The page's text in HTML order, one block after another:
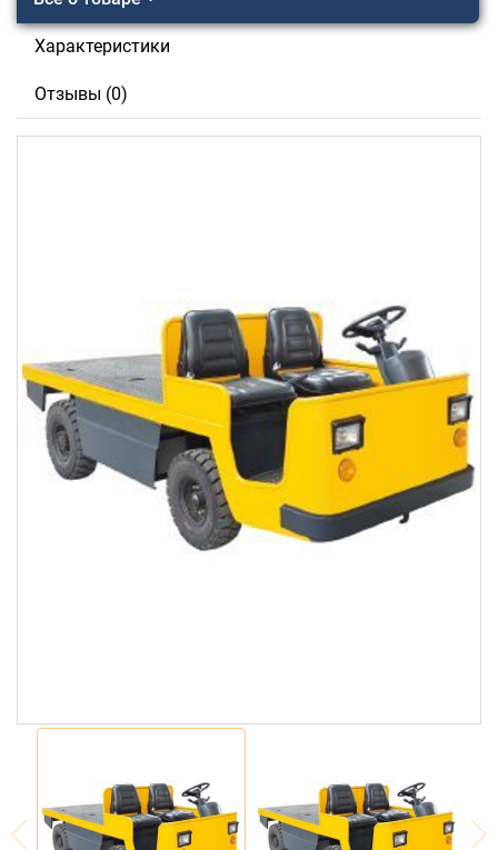
Характеристики
Отзывы (0)